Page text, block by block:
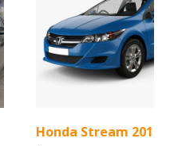
Honda Stream 2011